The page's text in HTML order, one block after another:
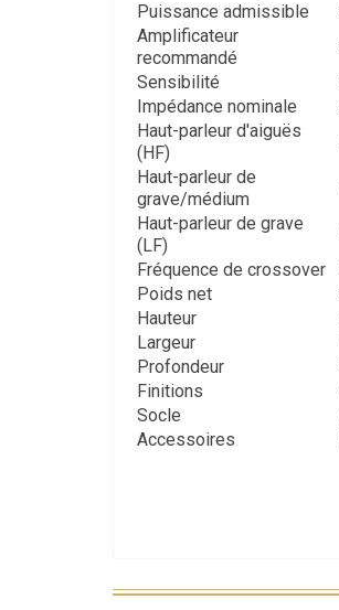
Puissance admissible
Amplificateur
recommandé
Sensibilité
Impédance nominale
Haut-parleur d'aiguës
(HF)
Haut-parleur de
grave/médium
Haut-parleur de grave
(LF)
Fréquence de crossover
Poids net
Hauteur
Largeur
Profondeur
Finitions
Socle
Accessoires